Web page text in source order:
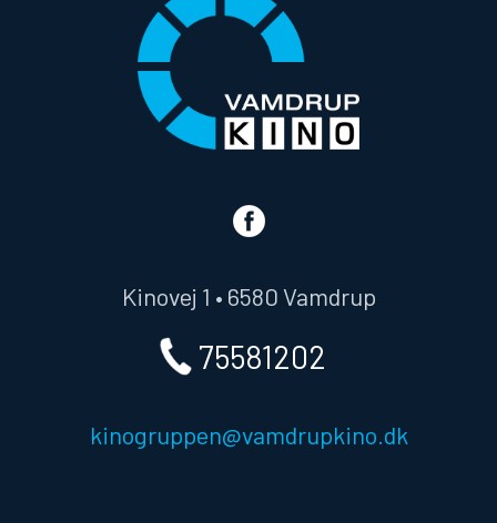
Kinovej 1 • 6580 Vamdrup
75581202
kinogruppen@vamdrupkino.dk